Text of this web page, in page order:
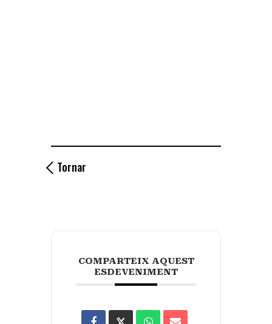
Tornar
COMPARTEIX AQUEST
ESDEVENIMENT